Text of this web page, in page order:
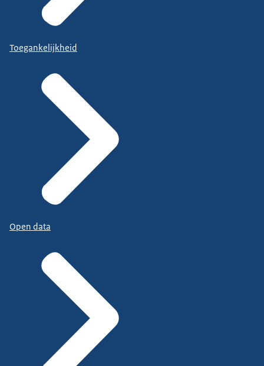
Toegankelijkheid
Open data